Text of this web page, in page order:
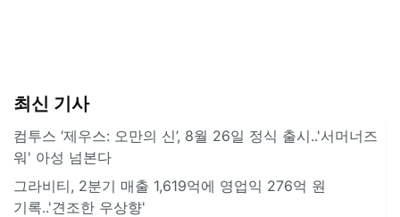
최신 기사
컴투스 ‘제우스: 오만의 신’, 8월 26일 정식 출시..'서머너즈
워' 아성 넘본다
그라비티, 2분기 매출 1,619억에 영업익 276억 원
기록..'견조한 우상향'